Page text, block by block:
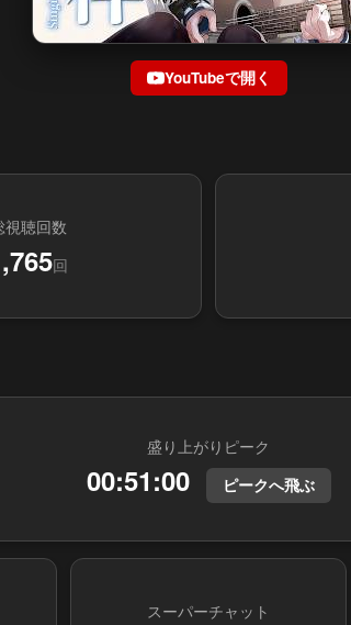
YouTubeで開く
視聴回数
回
盛り上がりピーク
00:51:00 ピークへ飛ぶ
スーパーチャット